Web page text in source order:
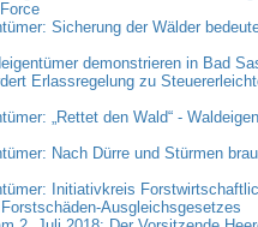
Sicherung der Wälder
demonstrieren in Bad
Erlassregelung zu
„Rettet den Wald“ -
Nach Dürre und Stürmen
Initiativkreis
Ausgleichsgesetzes